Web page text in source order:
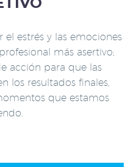
estrés y las emociones
más asertivo;
acción para que las
los resultados finales,
que estamos